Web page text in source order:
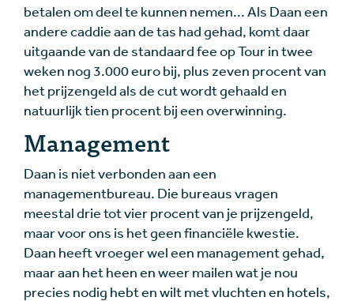
betalen om deel te kunnen nemen... Als Daan een
andere caddie aan de tas had gehad, komt daar
uitgaande van de standaard fee op Tour in twee
weken nog 3.000 euro bij, plus zeven procent van
het prijzengeld als de cut wordt gehaald en
natuurlijk tien procent bij een overwinning.
Management
Daan is niet verbonden aan een
managementbureau. Die bureaus vragen
meestal drie tot vier procent van je prijzengeld,
maar voor ons is het geen financiële kwestie.
Daan heeft vroeger wel een management gehad,
maar aan het heen en weer mailen wat je nou
precies nodig hebt en wilt met vluchten en hotels,